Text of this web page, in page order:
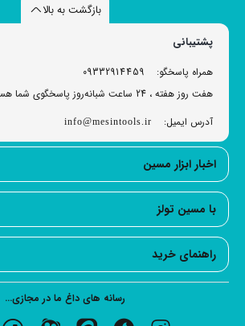
۷.۲ کیلویی ۱۳۰۰ وات آروا مدل ۵۲۲۵
امتیاز 5.00 از 5
تومان6.050.000
بازگشت به بالا
پشتیبانی
همراه پاسخگو:
09332914459
هفت روز هفته ، 24 ساعت شبانه‌روز پاسخگوی شما هستیم.
آدرس ایمیل:
info@mesintools.ir
اخبار ابزار مسین
با مسین تولز
راهنمای خرید
رسانه های داغ ما در مجازی...